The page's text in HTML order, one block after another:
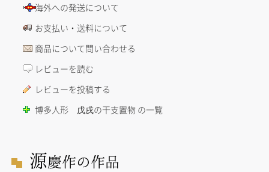
海外への発送について
お支払い・送料について
商品について問い合わせる
レビューを読む
レビューを投稿する
博多人形 戊戌の干支置物 の一覧
源慶作の作品